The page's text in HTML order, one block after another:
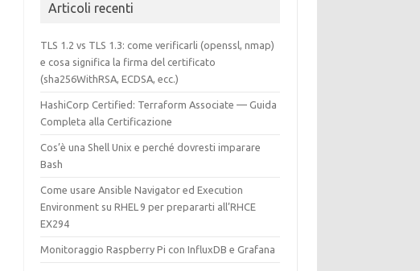
Articoli recenti
TLS 1.2 vs TLS 1.3: come verificarli (openssl, nmap)
e cosa significa la firma del certificato
(sha256WithRSA, ECDSA, ecc.)
HashiCorp Certified: Terraform Associate — Guida
Completa alla Certificazione
Cos’è una Shell Unix e perché dovresti imparare
Bash
Come usare Ansible Navigator ed Execution
Environment su RHEL 9 per prepararti all’RHCE
EX294
Monitoraggio Raspberry Pi con InfluxDB e Grafana